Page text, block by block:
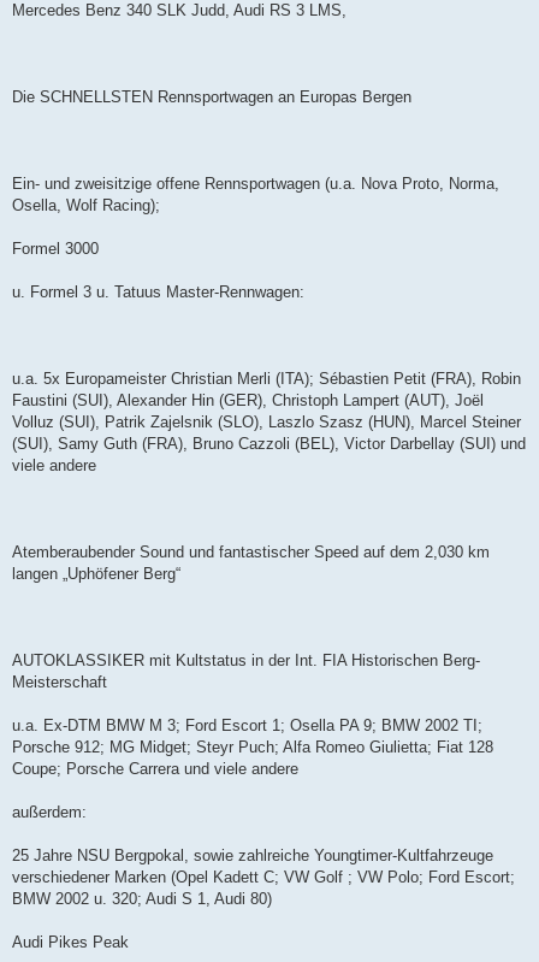
Mercedes Benz 340 SLK Judd, Audi RS 3 LMS,
Die SCHNELLSTEN Rennsportwagen an Europas Bergen
Ein- und zweisitzige offene Rennsportwagen (u.a. Nova Proto, Norma,
Osella, Wolf Racing);
Formel 3000
u. Formel 3 u. Tatuus Master-Rennwagen:
u.a. 5x Europameister Christian Merli (ITA); Sébastien Petit (FRA), Robin
Faustini (SUI), Alexander Hin (GER), Christoph Lampert (AUT), Joël
Volluz (SUI), Patrik Zajelsnik (SLO), Laszlo Szasz (HUN), Marcel Steiner
(SUI), Samy Guth (FRA), Bruno Cazzoli (BEL), Victor Darbellay (SUI) und
viele andere
Atemberaubender Sound und fantastischer Speed auf dem 2,030 km
langen „Uphöfener Berg“
AUTOKLASSIKER mit Kultstatus in der Int. FIA Historischen Berg-
Meisterschaft
u.a. Ex-DTM BMW M 3; Ford Escort 1; Osella PA 9; BMW 2002 TI;
Porsche 912; MG Midget; Steyr Puch; Alfa Romeo Giulietta; Fiat 128
Coupe; Porsche Carrera und viele andere
außerdem:
25 Jahre NSU Bergpokal, sowie zahlreiche Youngtimer-Kultfahrzeuge
verschiedener Marken (Opel Kadett C; VW Golf ; VW Polo; Ford Escort;
BMW 2002 u. 320; Audi S 1, Audi 80)
Audi Pikes Peak